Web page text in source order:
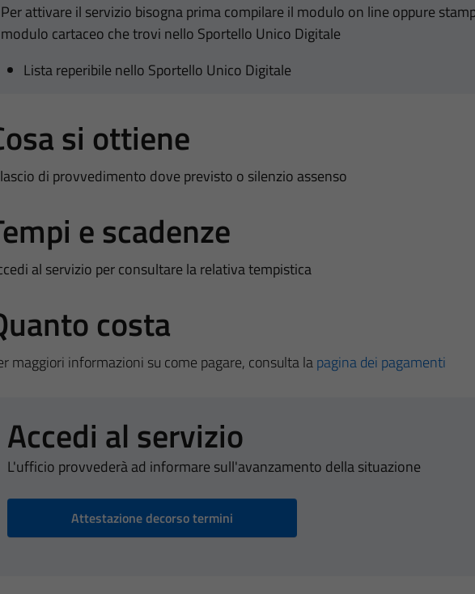
Per attivare il servizio bisogna prima compilare il modulo on line oppure
modulo cartaceo che trovi nello Sportello Unico Digitale
Lista reperibile nello Sportello Unico Digitale
si ottiene
di provvedimento dove previsto o silenzio assenso
e scadenze
al servizio per consultare la relativa tempistica
costa
maggiori informazioni su come pagare, consulta lapagina dei pagamenti
Accedi al servizio
L'ufficio provvederà ad informare sull'avanzamento della situazione
Attestazione decorso termini